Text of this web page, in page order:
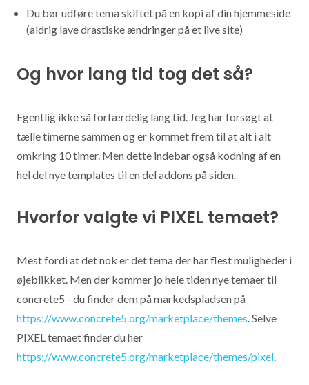
Du bør udføre tema skiftet på en kopi af din hjemmeside
(aldrig lave drastiske ændringer på et live site)
Og hvor lang tid tog det så?
Egentlig ikke så forfærdelig lang tid. Jeg har forsøgt at
tælle timerne sammen og er kommet frem til at alt i alt
omkring 10 timer. Men dette indebar også kodning af en
hel del nye templates til en del addons på siden.
Hvorfor valgte vi PIXEL temaet?
Mest fordi at det nok er det tema der har flest muligheder i
øjeblikket. Men der kommer jo hele tiden nye temaer til
concrete5 - du finder dem på markedspladsen på
https://www.concrete5.org/marketplace/themes. Selve
PIXEL temaet finder du her
https://www.concrete5.org/marketplace/themes/pixel.